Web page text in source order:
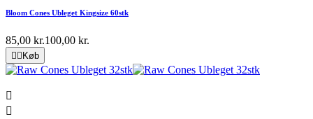
Bloom Cones Ubleget Kingsize 60stk
85,00 kr.100,00 kr.
Køb

